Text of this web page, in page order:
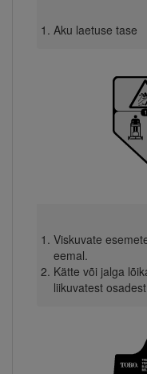
Aku laetuse tase
Viskuvate
eemal.
Kätte või jalga
liikuvatest